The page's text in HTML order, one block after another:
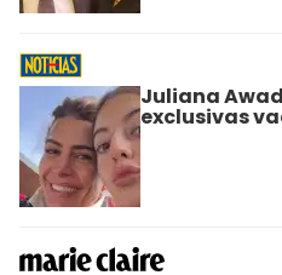
Juliana
exclusivas